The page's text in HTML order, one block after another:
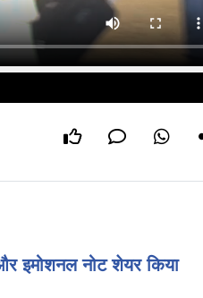
इमोशनल नोट शेयर किया